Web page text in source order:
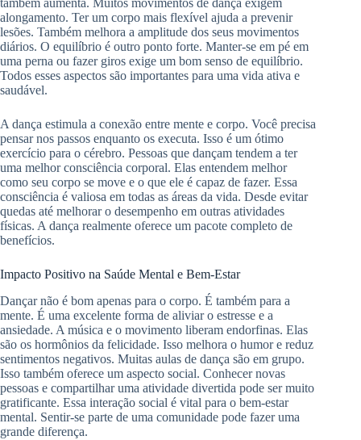
também aumenta. Muitos movimentos de dança exigem
alongamento. Ter um corpo mais flexível ajuda a prevenir
lesões. Também melhora a amplitude dos seus movimentos
diários. O equilíbrio é outro ponto forte. Manter-se em pé em
uma perna ou fazer giros exige um bom senso de equilíbrio.
Todos esses aspectos são importantes para uma vida ativa e
saudável.
A dança estimula a conexão entre mente e corpo. Você precisa
pensar nos passos enquanto os executa. Isso é um ótimo
exercício para o cérebro. Pessoas que dançam tendem a ter
uma melhor consciência corporal. Elas entendem melhor
como seu corpo se move e o que ele é capaz de fazer. Essa
consciência é valiosa em todas as áreas da vida. Desde evitar
quedas até melhorar o desempenho em outras atividades
físicas. A dança realmente oferece um pacote completo de
benefícios.
Impacto Positivo na Saúde Mental e Bem-Estar
Dançar não é bom apenas para o corpo. É também para a
mente. É uma excelente forma de aliviar o estresse e a
ansiedade. A música e o movimento liberam endorfinas. Elas
são os hormônios da felicidade. Isso melhora o humor e reduz
sentimentos negativos. Muitas aulas de dança são em grupo.
Isso também oferece um aspecto social. Conhecer novas
pessoas e compartilhar uma atividade divertida pode ser muito
gratificante. Essa interação social é vital para o bem-estar
mental. Sentir-se parte de uma comunidade pode fazer uma
grande diferença.